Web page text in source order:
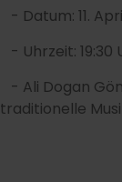
- Datum: 11.
- Uhrzeit: 19:30
- Ali Dogan
traditionelle